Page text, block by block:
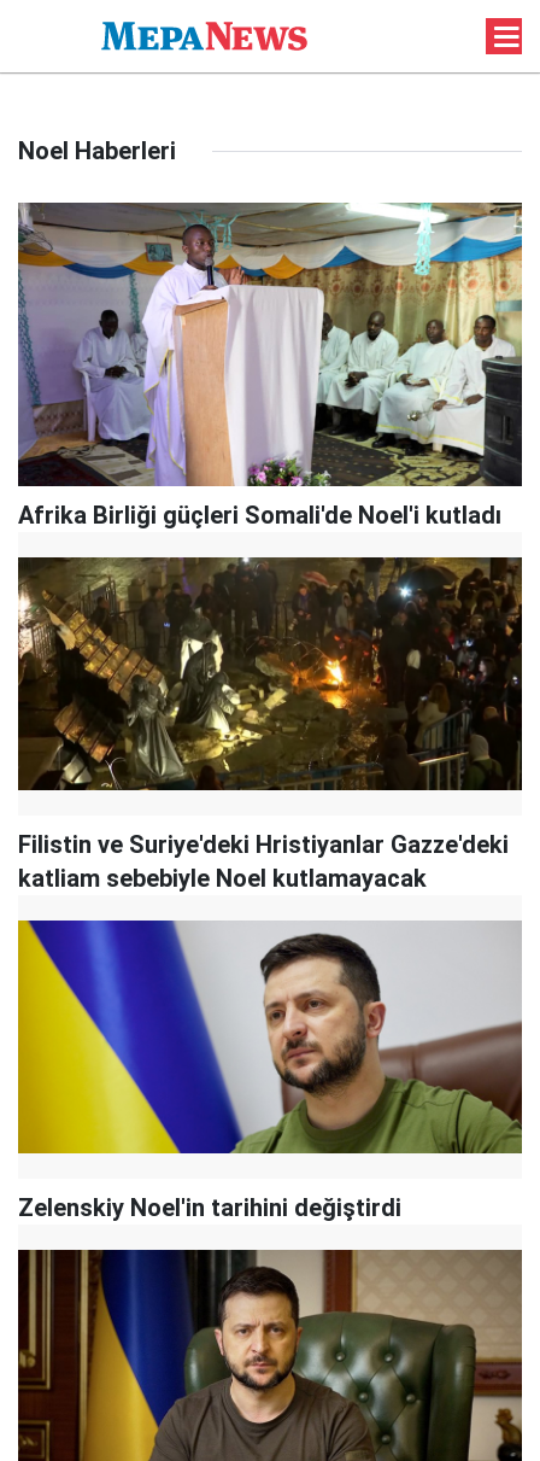
Noel Haberleri
Afrika Birliği güçleri Somali'de Noel'i kutladı
Filistin ve Suriye'deki Hristiyanlar Gazze'deki
katliam sebebiyle Noel kutlamayacak
Zelenskiy Noel'in tarihini değiştirdi